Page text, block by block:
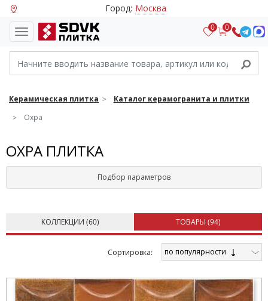
Город: Москва
0 0
Керамическая плитка
Каталог керамогранита и плитки
Охра
ОХРА ПЛИТКА
Подбор параметров
КОЛЛЕКЦИИ (60) ТОВАРЫ (94)
Cортировка: по популярности